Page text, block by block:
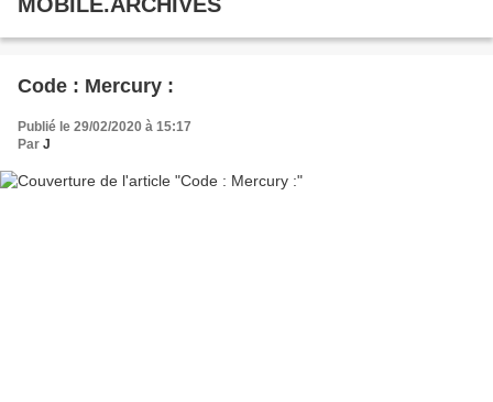
Code : Mercury :
Publié le 29/02/2020 à 15:17
Par J